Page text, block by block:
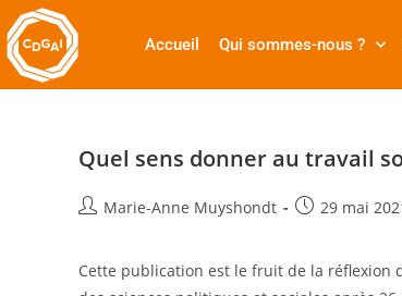
Accueil Qui sommes-nous ?
Quel sens donner au travail
Marie-Anne Muyshondt 29 mai
Cette publication est le fruit de la réflexion